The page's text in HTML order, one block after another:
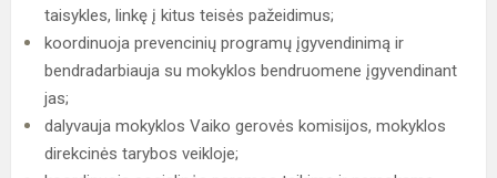
taisykles, linkę į kitus teisės pažeidimus;
koordinuoja prevencinių programų įgyvendinimą ir
bendradarbiauja su mokyklos bendruomene įgyvendinant
jas;
dalyvauja mokyklos Vaiko gerovės komisijos, mokyklos
direkcinės tarybos veikloje;